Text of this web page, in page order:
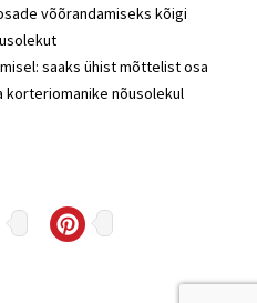
võõrandamiseks kõigi
saaks ühist mõttelist osa
korteriomanike nõusolekul